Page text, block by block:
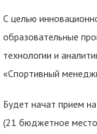
С целью
образовательные
технологии и
«Спортивный
Будет начат прием
(21 бюджетное